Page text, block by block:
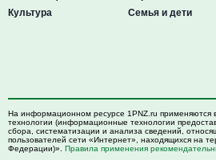
Культура
Семья и дети
На информационном ресурсе 1PNZ.ru применяются
технологии (информационные технологии
сбора, систематизации и анализа сведений,
пользователей сети «Интернет», находящихся на
Федерации)». Правила применения